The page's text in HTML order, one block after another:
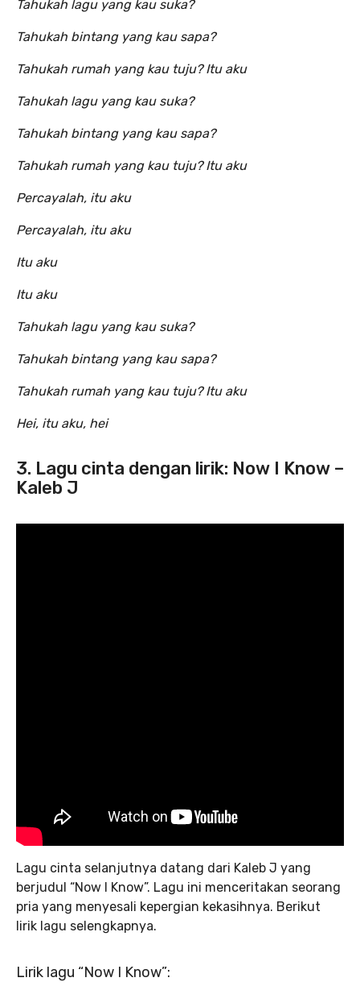
Tahukah lagu yang kau suka?
Tahukah bintang yang kau sapa?
Tahukah rumah yang kau tuju? Itu aku
Tahukah lagu yang kau suka?
Tahukah bintang yang kau sapa?
Tahukah rumah yang kau tuju? Itu aku
Percayalah, itu aku
Percayalah, itu aku
Itu aku
Itu aku
Tahukah lagu yang kau suka?
Tahukah bintang yang kau sapa?
Tahukah rumah yang kau tuju? Itu aku
Hei, itu aku, hei
3. Lagu cinta dengan lirik: Now I Know –
Kaleb J
Lagu cinta selanjutnya datang dari Kaleb J yang
berjudul “Now I Know”. Lagu ini menceritakan seorang
pria yang menyesali kepergian kekasihnya. Berikut
lirik lagu selengkapnya.
Lirik lagu “Now I Know”: